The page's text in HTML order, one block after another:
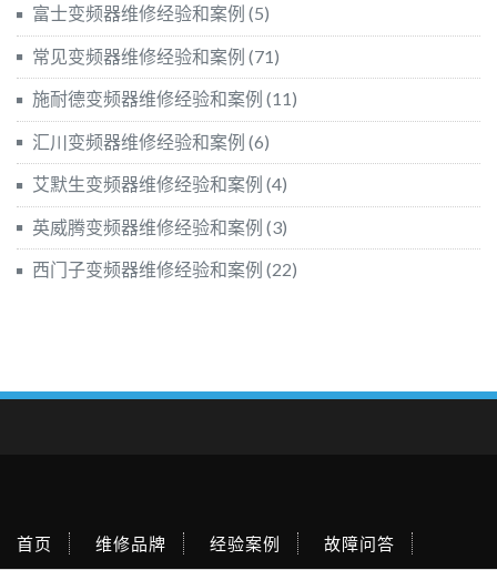
富士变频器维修经验和案例 (5)
常见变频器维修经验和案例 (71)
施耐德变频器维修经验和案例 (11)
汇川变频器维修经验和案例 (6)
艾默生变频器维修经验和案例 (4)
英威腾变频器维修经验和案例 (3)
西门子变频器维修经验和案例 (22)
首页 维修品牌 经验案例 故障问答